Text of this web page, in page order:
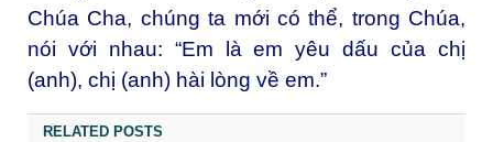
Chúa Cha, chúng ta mới có thể, trong Chúa,
nói với nhau: “Em là em yêu dấu của chị
(anh), chị (anh) hài lòng về em.”
RELATED POSTS